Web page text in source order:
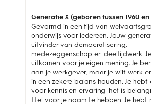
Generatie X (geboren tussen 1960 en
Gevormd in een tijd van
onderwijs voor iedereen. Jouw
uitvinder van democratisering,
medezeggenschap en deeltijdwerk.
uitkomen voor je eigen mening. Je
aan je werkgever, maar je wilt werk
in een zekere balans houden. Je hebt
voor kennis en ervaring: het is
titel voor je naam te hebben. Je hebt